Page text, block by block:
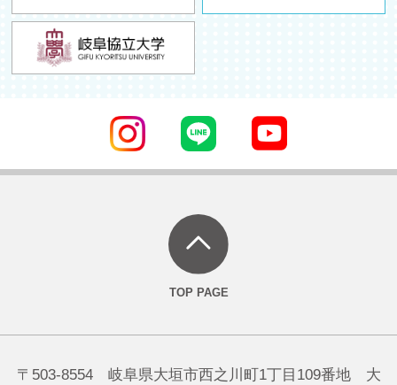
〒503-8554 岐阜県大垣市西之川町1丁目109番地 大